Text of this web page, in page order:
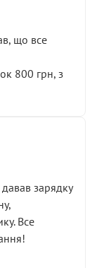
що все
800 грн, з
реальної
що
у гальмах
зарядку
Все